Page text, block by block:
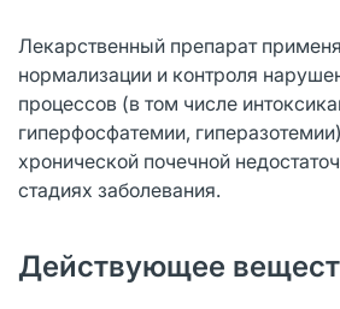
Лекарственный препарат
нормализации и контроля
процессов (в том числе
гиперфосфатемии,
хронической почечной
стадиях заболевания.
Действующее